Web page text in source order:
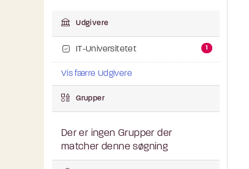
Udgivere
IT-Universitetet 1
Vis færre Udgivere
Grupper
Der er ingen Grupper der
matcher denne søgning